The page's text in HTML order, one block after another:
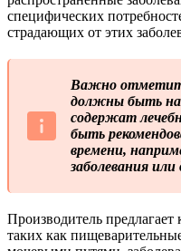
специфических
страдающих от этих
Важно
должны быть
содержат
быть
времени,
заболевания
Производитель
таких как